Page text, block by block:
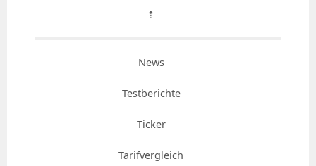
⇡
News
Testberichte
Ticker
Tarifvergleich